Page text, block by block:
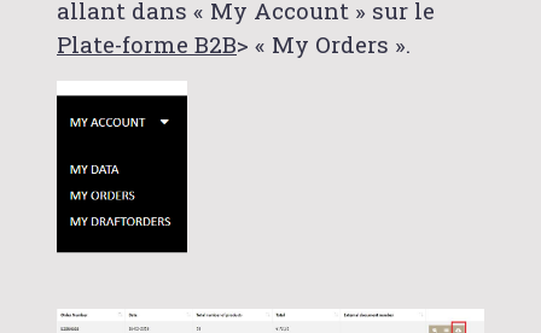
allant dans « My Account » sur le
Plate-forme B2B> « My Orders ».